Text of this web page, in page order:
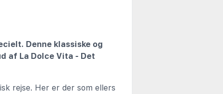
Denne klassiske og
af La Dolce Vita - Det
rejse. Her er der som ellers